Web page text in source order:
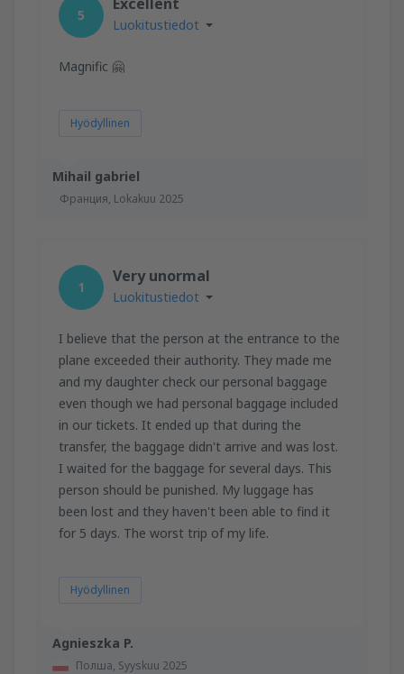
Mihail gabriel
Франция, Lokakuu 2025
5
Luokitustiedot
Magnific 🤗
Hyödyllinen
Agnieszka P.
Полша, Syyskuu 2025
1
Very unormal
Luokitustiedot
I believe that the person at the entrance to the
plane exceeded their authority. They made me
and my daughter check our personal baggage
even though we had personal baggage included
in our tickets. It ended up that during the
transfer, the baggage didn't arrive and was lost.
I waited for the baggage for several days. This
person should be punished. My luggage has
been lost and they haven't been able to find it
for 5 days. The worst trip of my life.
Hyödyllinen